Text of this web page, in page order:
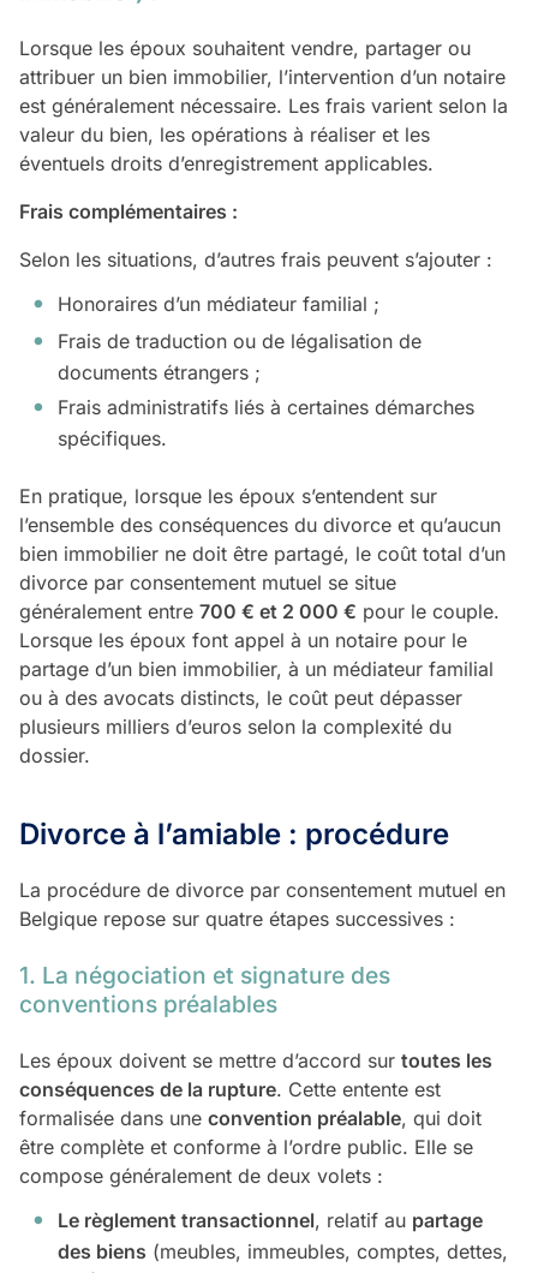
Lorsque les époux souhaitent vendre, partager ou
attribuer un bien immobilier, l’intervention d’un notaire
est généralement nécessaire. Les frais varient selon la
valeur du bien, les opérations à réaliser et les
éventuels droits d’enregistrement applicables.
Frais complémentaires :
Selon les situations, d’autres frais peuvent s’ajouter :
Honoraires d’un médiateur familial ;
Frais de traduction ou de légalisation de
documents étrangers ;
Frais administratifs liés à certaines démarches
spécifiques.
En pratique, lorsque les époux s’entendent sur
l’ensemble des conséquences du divorce et qu’aucun
bien immobilier ne doit être partagé, le coût total d’un
divorce par consentement mutuel se situe
généralement entre 700 € et 2 000 € pour le couple.
Lorsque les époux font appel à un notaire pour le
partage d’un bien immobilier, à un médiateur familial
ou à des avocats distincts, le coût peut dépasser
plusieurs milliers d’euros selon la complexité du
dossier.
Divorce à l’amiable : procédure
La procédure de divorce par consentement mutuel en
Belgique repose sur quatre étapes successives :
1. La négociation et signature des
conventions préalables
Les époux doivent se mettre d’accord sur toutes les
conséquences de la rupture. Cette entente est
formalisée dans une convention préalable, qui doit
être complète et conforme à l’ordre public. Elle se
compose généralement de deux volets :
Le règlement transactionnel, relatif au partage
des biens (meubles, immeubles, comptes, dettes,